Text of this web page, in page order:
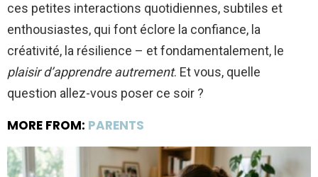
ces petites interactions quotidiennes, subtiles et
enthousiastes, qui font éclore la confiance, la
créativité, la résilience – et fondamentalement, le
plaisir d’apprendre autrement. Et vous, quelle
question allez-vous poser ce soir ?
MORE FROM: PARENTS